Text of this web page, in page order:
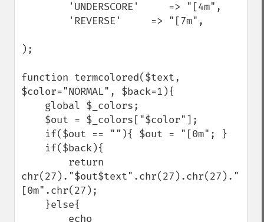
);
function termcolored($text,
$color="NORMAL", $back=1){
chr(27)."$out$text".chr(27).chr(27)."
[0m".chr(27);